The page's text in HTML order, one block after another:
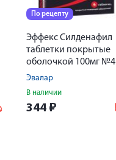
По рецепту
Эффекс Силденафил
таблетки покрытые
оболочкой 100мг №4
Эвалар
В наличии
344 ₽